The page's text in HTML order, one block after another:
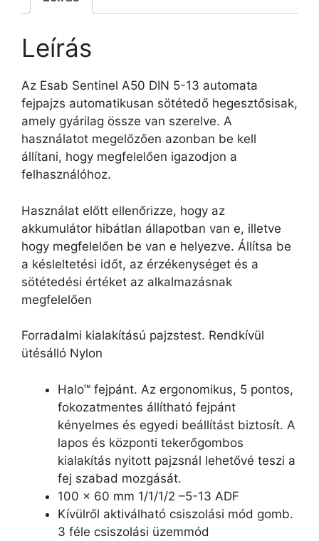
Leírás
Az Esab Sentinel A50 DIN 5-13 automata
fejpajzs automatikusan sötétedő hegesztősisak,
amely gyárilag össze van szerelve. A
használatot megelőzően azonban be kell
állítani, hogy megfelelően igazodjon a
felhasználóhoz.
Használat előtt ellenőrizze, hogy az
akkumulátor hibátlan állapotban van e, illetve
hogy megfelelően be van e helyezve. Állítsa be
a késleltetési időt, az érzékenységet és a
sötétedési értéket az alkalmazásnak
megfelelően
Forradalmi kialakítású pajzstest. Rendkívül
ütésálló Nylon
Halo™ fejpánt. Az ergonomikus, 5 pontos,
fokozatmentes állítható fejpánt
kényelmes és egyedi beállítást biztosít. A
lapos és központi tekerőgombos
kialakítás nyitott pajzsnál lehetővé teszi a
fej szabad mozgását.
100 x 60 mm 1/1/1/2 –5-13 ADF
Kívülről aktiválható csiszolási mód gomb.
3 féle csiszolási üzemmód